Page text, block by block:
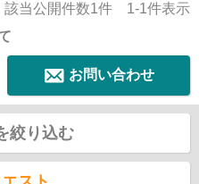
該当公開件数1件 1-1件表示
お問い合わせ
絞り込む